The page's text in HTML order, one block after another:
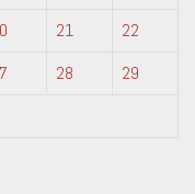
21
22
28
29